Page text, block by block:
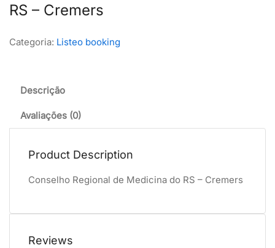
RS – Cremers
Categoria: Listeo booking
Descrição
Avaliações (0)
Product Description
Conselho Regional de Medicina do RS – Cremers
Reviews